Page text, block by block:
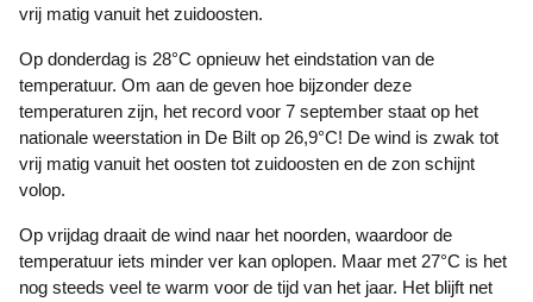
vrij matig vanuit het zuidoosten.
Op donderdag is 28°C opnieuw het eindstation van de
temperatuur. Om aan de geven hoe bijzonder deze
temperaturen zijn, het record voor 7 september staat op het
nationale weerstation in De Bilt op 26,9°C! De wind is zwak tot
vrij matig vanuit het oosten tot zuidoosten en de zon schijnt
volop.
Op vrijdag draait de wind naar het noorden, waardoor de
temperatuur iets minder ver kan oplopen. Maar met 27°C is het
nog steeds veel te warm voor de tijd van het jaar. Het blijft net